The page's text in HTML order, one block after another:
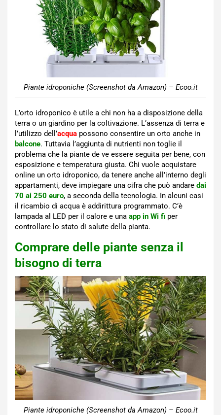
Piante idroponiche (Screenshot da Amazon) – Ecoo.it
L’orto idroponico è utile a chi non ha a disposizione della
terra o un giardino per la coltivazione. L’assenza di terra e
l’utilizzo dell’acqua possono consentire un orto anche in
balcone. Tuttavia l’aggiunta di nutrienti non toglie il
problema che la piante de ve essere seguita per bene, con
esposizione e temperatura giusta. Chi vuole acquistare
online un orto idroponico, da tenere anche all’interno degli
appartamenti, deve impiegare una cifra che può andare dai
70 ai 250 euro, a seconda della tecnologia. In alcuni casi
il ricambio di acqua è addirittura programmato. C’è
lampada al LED per il calore e una app in Wi fi per
controllare lo stato di salute della pianta.
Comprare delle piante senza il
bisogno di terra
Piante idroponiche (Screenshot da Amazon) – Ecoo.it